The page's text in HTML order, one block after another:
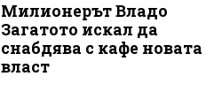
Милионерът Владо
Загатото искал да
снабдява с кафе новата
власт